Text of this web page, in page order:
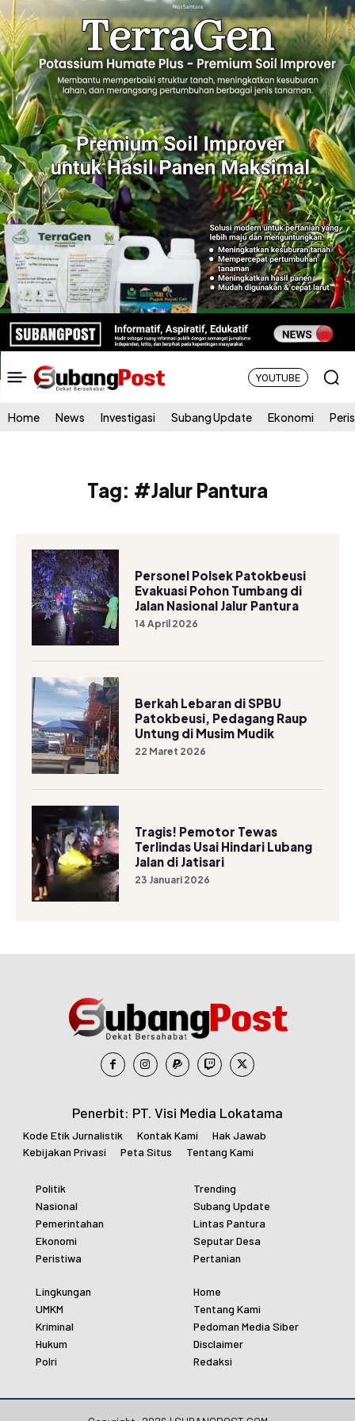
YOUTUBE
Home News Investigasi Subang Update Ekonomi
Tag: #Jalur Pantura
Personel Polsek Patokbeusi
Evakuasi Pohon Tumbang di
Jalan Nasional Jalur Pantura
14 April 2026
Berkah Lebaran di SPBU
Patokbeusi, Pedagang Raup
Untung di Musim Mudik
22 Maret 2026
Tragis! Pemotor Tewas
Terlindas Usai Hindari Lubang
Jalan di Jatisari
23 Januari 2026
Penerbit: PT. Visi Media Lokatama
Kode Etik Jurnalistik Kontak Kami
Hak Jawab
Kebijakan Privasi
Peta Situs Tentang Kami
Politik
Nasional
Pemerintahan
Ekonomi
Peristiwa
Trending
Subang Update
Lintas Pantura
Seputar Desa
Pertanian
Lingkungan
UMKM
Kriminal
Hukum
Polri
Home
Tentang Kami
Pedoman Media Siber
Disclaimer
Redaksi